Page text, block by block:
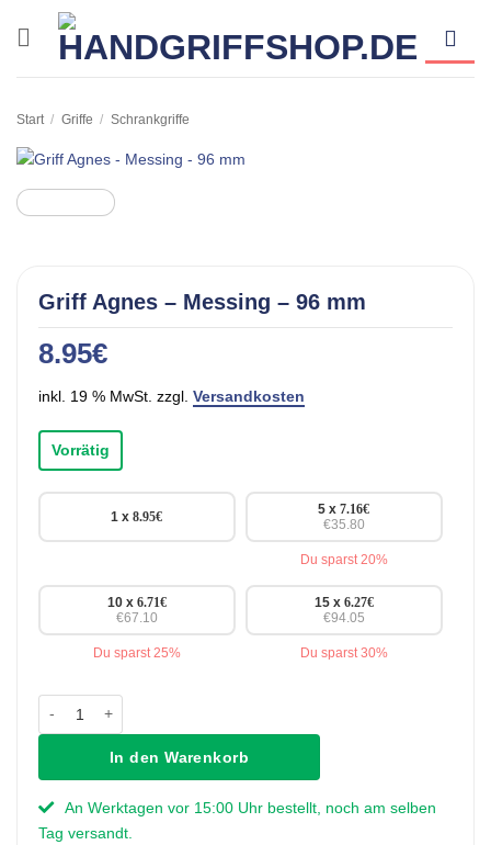
Start / Griffe / Schrankgriffe
Griff Agnes – Messing – 96 mm
8.95€
inkl. 19 % MwSt. zzgl. Versandkosten
Vorrätig
1 x8.95€
5 x7.16€
€35.80
Du sparst 20%
10 x 6.71€
€67.10
Du sparst 25%
15 x 6.27€
€94.05
Du sparst 30%
In den Warenkorb
An Werktagen vor 15:00 Uhr bestellt, noch am selben
Tag versandt.